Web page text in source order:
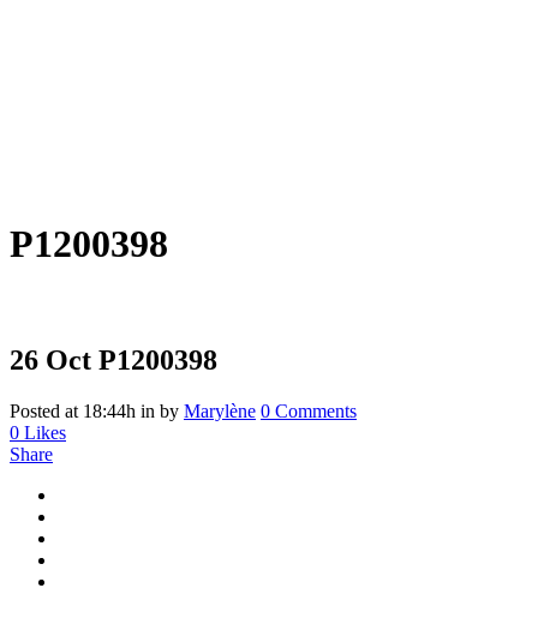
P1200398
26 Oct P1200398
Posted at 18:44h in by Marylène 0 Comments
0 Likes
Share